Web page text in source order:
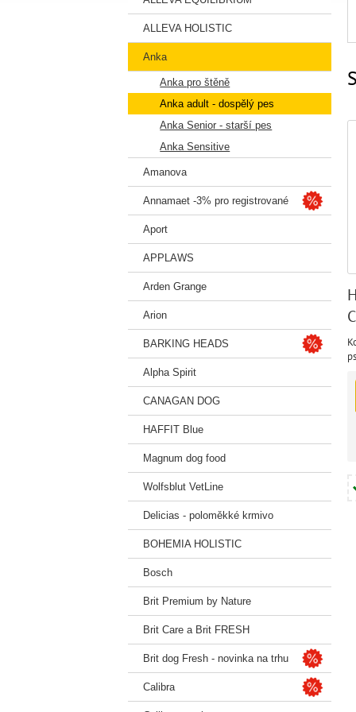
ALLEVA HOLISTIC
Anka
Anka pro štěně
Anka adult - dospělý pes
Anka Senior - starší pes
Anka Sensitive
Amanova
Annamaet -3% pro registrované
Aport
APPLAWS
Arden Grange
Arion
BARKING HEADS
Alpha Spirit
CANAGAN DOG
HAFFIT Blue
Magnum dog food
Wolfsblut VetLine
Delicias - poloměkké krmivo
BOHEMIA HOLISTIC
Bosch
Brit Premium by Nature
Brit Care a Brit FRESH
Brit dog Fresh - novinka na trhu
Calibra